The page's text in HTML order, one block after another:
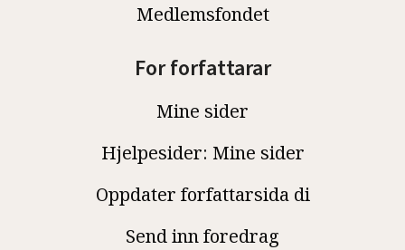
Medlemsfondet
For forfattarar
Mine sider
Hjelpesider: Mine sider
Oppdater forfattarsida di
Send inn foredrag